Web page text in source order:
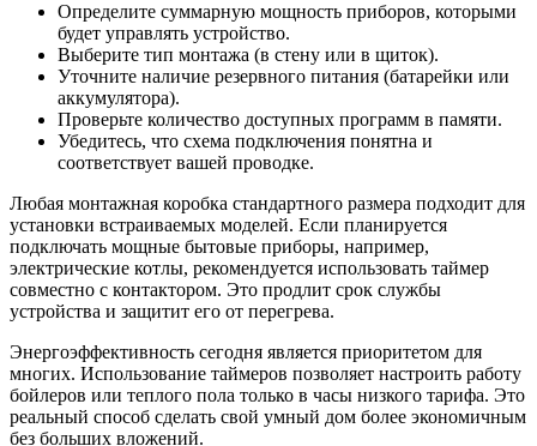
Определите суммарную мощность приборов, которыми
будет управлять устройство.
Выберите тип монтажа (в стену или в щиток).
Уточните наличие резервного питания (батарейки или
аккумулятора).
Проверьте количество доступных программ в памяти.
Убедитесь, что схема подключения понятна и
соответствует вашей проводке.
Любая монтажная коробка стандартного размера подходит для
установки встраиваемых моделей. Если планируется
подключать мощные бытовые приборы, например,
электрические котлы, рекомендуется использовать таймер
совместно с контактором. Это продлит срок службы
устройства и защитит его от перегрева.
Энергоэффективность сегодня является приоритетом для
многих. Использование таймеров позволяет настроить работу
бойлеров или теплого пола только в часы низкого тарифа. Это
реальный способ сделать свой умный дом более экономичным
без больших вложений.